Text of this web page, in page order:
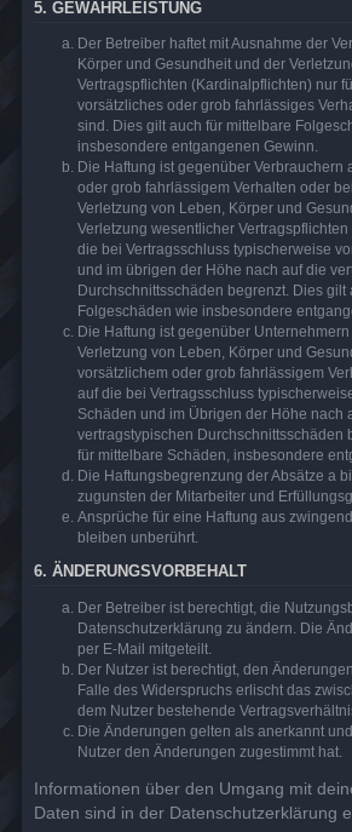
5. GEWÄHRLEISTUNG
Der Betreiber haftet mit Ausnahme der
Körper und Gesundheit und der
Vertragspflichten (Kardinalpflichten) nur
vorsätzliches oder grob fahrlässiges
sind. Dies gilt auch für mittelbare
insbesondere entgangenen Gewinn.
Die Haftung ist gegenüber Verbrauchern
oder grob fahrlässigem Verhalten oder
Verletzung von Leben, Körper und
Verletzung wesentlicher
die bei Vertragsschluss typischerweise
und im übrigen der Höhe nach auf die
Durchschnittsschäden begrenzt. Dies gilt
Folgeschäden wie insbesondere
Die Haftung ist gegenüber
Verletzung von Leben, Körper und
vorsätzlichem oder grob fahrlässigem
auf die bei Vertragsschluss
Schäden und im Übrigen der Höhe nach
vertragstypischen Durchschnittsschäden
für mittelbare Schäden, insbesondere
Die Haftungsbegrenzung der Absätze a
zugunsten der Mitarbeiter und
Ansprüche für eine Haftung aus
bleiben unberührt.
6. ÄNDERUNGSVORBEHALT
Der Betreiber ist berechtigt, die
Datenschutzerklärung zu ändern. Die
per E-Mail mitgeteilt.
Der Nutzer ist berechtigt, den
Falle des Widerspruchs erlischt das
dem Nutzer bestehende
Die Änderungen gelten als anerkannt
Nutzer den Änderungen zugestimmt hat.
Informationen über den Umgang mit
Daten sind in der Datenschutzerklärung